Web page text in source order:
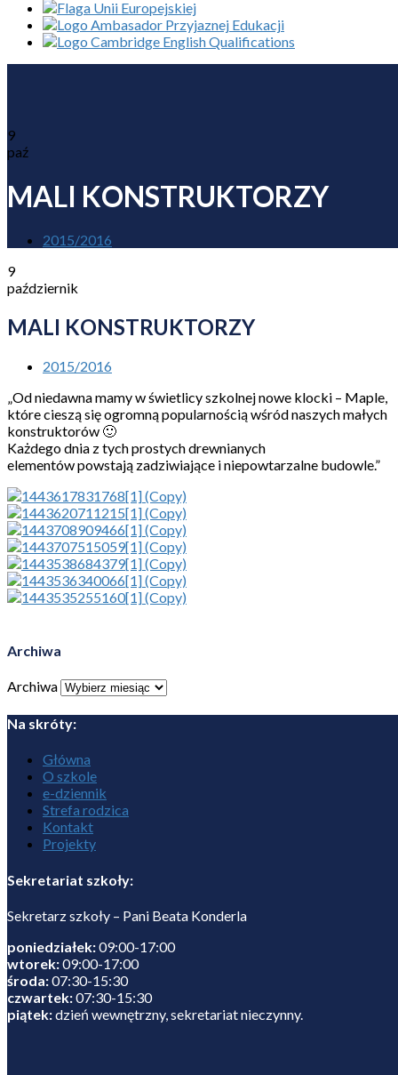
9
paź
MALI KONSTRUKTORZY
2015/2016
9
październik
MALI KONSTRUKTORZY
2015/2016
„Od niedawna mamy w świetlicy szkolnej nowe klocki – Maple,
które cieszą się ogromną popularnością wśród naszych małych
konstruktorów 🙂
Każdego dnia z tych prostych drewnianych
elementów powstają zadziwiające i niepowtarzalne budowle.”
Archiwa
Archiwa
Na skróty:
Główna
O szkole
e-dziennik
Strefa rodzica
Kontakt
Projekty
Sekretariat szkoły:
Sekretarz szkoły – Pani Beata Konderla
poniedziałek:09:00-17:00
wtorek:09:00-17:00
środa:07:30-15:30
czwartek:07:30-15:30
piątek:dzień wewnętrzny, sekretariat nieczynny.